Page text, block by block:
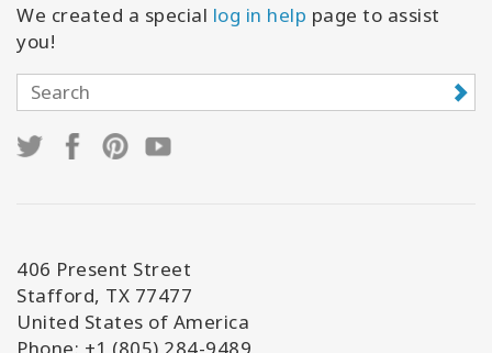
We created a special log in help page to assist
you!
406 Present Street
Stafford, TX 77477
United States of America